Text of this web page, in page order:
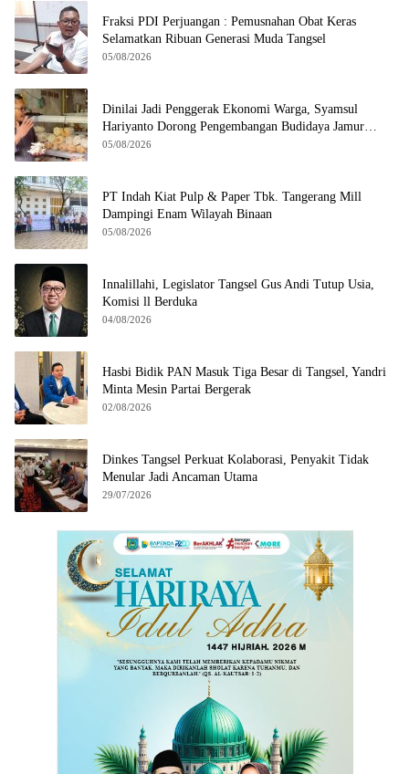
Fraksi PDI Perjuangan : Pemusnahan Obat Keras
Selamatkan Ribuan Generasi Muda Tangsel
05/08/2026
Dinilai Jadi Penggerak Ekonomi Warga, Syamsul
Hariyanto Dorong Pengembangan Budidaya Jamur
Crispy di Serpong
05/08/2026
PT Indah Kiat Pulp & Paper Tbk. Tangerang Mill
Dampingi Enam Wilayah Binaan
05/08/2026
Innalillahi, Legislator Tangsel Gus Andi Tutup Usia,
Komisi ll Berduka
04/08/2026
Hasbi Bidik PAN Masuk Tiga Besar di Tangsel, Yandri
Minta Mesin Partai Bergerak
02/08/2026
Dinkes Tangsel Perkuat Kolaborasi, Penyakit Tidak
Menular Jadi Ancaman Utama
29/07/2026